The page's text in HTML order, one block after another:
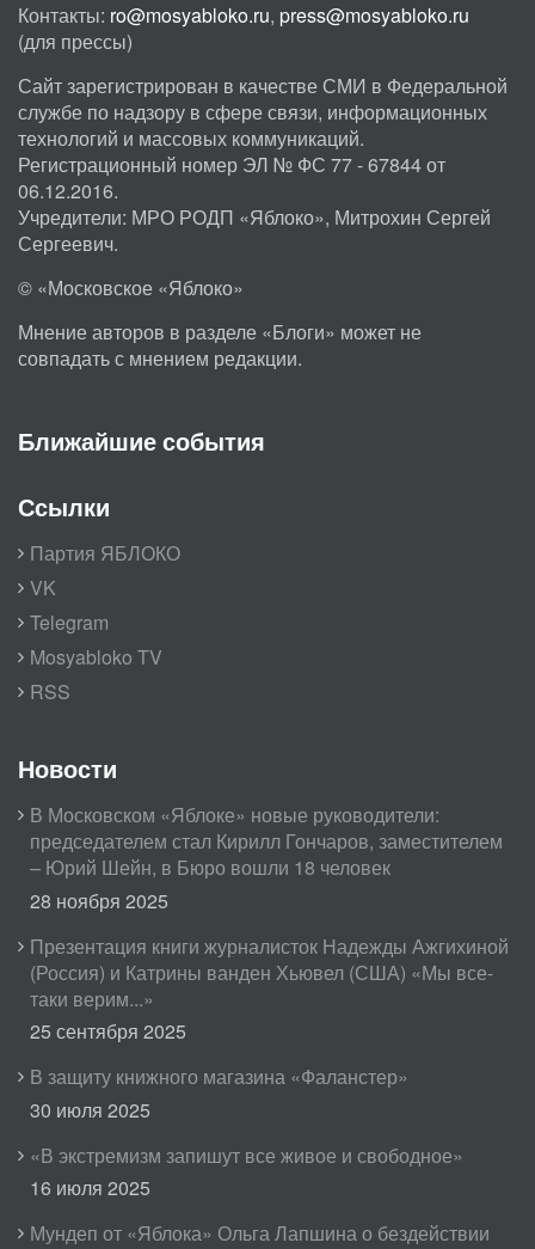
Контакты: ro@mosyabloko.ru, press@mosyabloko.ru
(для прессы)
Сайт зарегистрирован в качестве СМИ в Федеральной
службе по надзору в сфере связи, информационных
технологий и массовых коммуникаций.
Регистрационный номер ЭЛ № ФС 77 - 67844 от
06.12.2016.
Учредители: МРО РОДП «Яблоко», Митрохин Сергей
Сергеевич.
© «Московское «Яблоко»
Мнение авторов в разделе «Блоги» может не
совпадать с мнением редакции.
Ближайшие события
Ссылки
Партия ЯБЛОКО
VK
Telegram
Mosyabloko TV
RSS
Новости
В Московском «Яблоке» новые руководители:
председателем стал Кирилл Гончаров, заместителем
– Юрий Шейн, в Бюро вошли 18 человек
28 ноября 2025
Презентация книги журналисток Надежды Ажгихиной
(Россия) и Катрины ванден Хьювел (США) «Мы все-
таки верим...»
25 сентября 2025
В защиту книжного магазина «Фаланстер»
30 июля 2025
«В экстремизм запишут все живое и свободное»
16 июля 2025
Мундеп от «Яблока» Ольга Лапшина о бездействии